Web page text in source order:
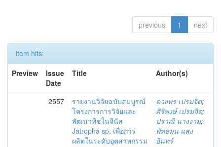
previous 1 next
Item hits:
Preview
Issue
Date
Title Author(s)
2557
รายงานวิจัยฉบับสมบูรณ์
โครงการการวิจัยและ
พัฒนาพืชในจีนัส
Jatropha sp. เพื่อการ
ผลิตในระดับอุตสาหกรรม
ดวงพร เปรมจิต;
ศิริพงษ์ เปรมจิต;
ปราณี นางงาม;
พัทธมน แสง
อินทร์